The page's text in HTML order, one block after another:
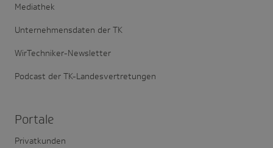
Mediathek
Unternehmensdaten der TK
WirTechniker-Newsletter
Podcast der TK-Landesvertretungen
Portale
Privatkunden